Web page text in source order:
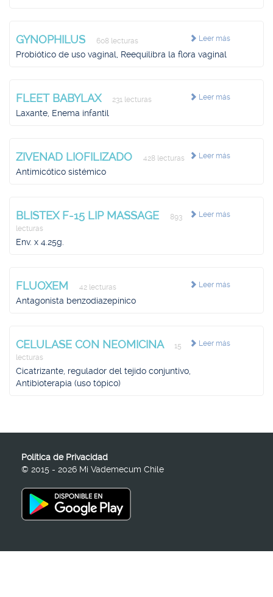
Leer más
GYNOPHILUS 608 lecturas
Probiótico de uso vaginal, Reequilibra la flora vaginal
Leer más
FLEET BABYLAX 231 lecturas
Laxante, Enema infantil
Leer más
ZIVENAD LIOFILIZADO 428 lecturas
Antimicótico sistémico
Leer más
BLISTEX F-15 LIP MASSAGE
893
lecturas
Env. x 4.25g.
Leer más
FLUOXEM 42 lecturas
Antagonista benzodiazepínico
Leer más
CELULASE CON NEOMICINA
15
lecturas
Cicatrizante, regulador del tejido conjuntivo,
Antibioterapia (uso tópico)
Política de Privacidad
© 2015 - 2026 Mi Vademecum Chile